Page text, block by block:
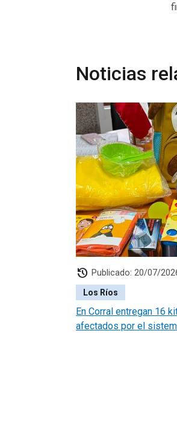
Noticias
history Publicado: 20/07/
Los Ríos
En Corral entregan 16
afectados por el